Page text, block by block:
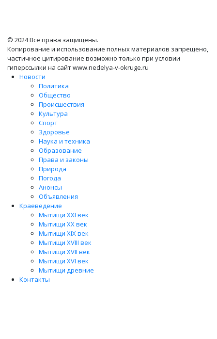
© 2024 Все права защищены.
Копирование и использование полных материалов запрещено,
частичное цитирование возможно только при условии
гиперссылки на сайт www.nedelya-v-okruge.ru
Новости
Политика
Общество
Происшествия
Культура
Спорт
Здоровье
Наука и техника
Образование
Права и законы
Природа
Погода
Анонсы
Объявления
Краеведение
Мытищи XXI век
Мытищи XX век
Мытищи XIX век
Мытищи XVIII век
Мытищи XVII век
Мытищи XVI век
Мытищи древние
Контакты